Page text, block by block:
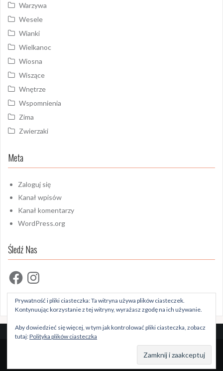
Warzywa
Wesele
Wianki
Wielkanoc
Wiosna
Wiszące
Wnętrze
Wspomnienia
Zima
Zwierzaki
Meta
Zaloguj się
Kanał wpisów
Kanał komentarzy
WordPress.org
Śledź Nas
FacebookInstagram
Szablon: Oriaby
Prywatność i pliki ciasteczka: Ta witryna używa plików ciasteczek.
Kontynuując korzystanie z tej witryny, wyrażasz zgodę na ich używanie.
Aby dowiedzieć się więcej, w tym jak kontrolować pliki ciasteczka, zobacz
tutaj:Polityka plików ciasteczka